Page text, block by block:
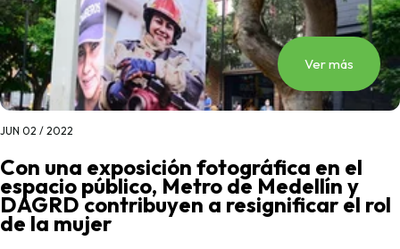
Ver más
JUN 02 / 2022
Con una exposición fotográfica en el
espacio público, Metro de Medellín y
DAGRD contribuyen a resignificar el rol
de la mujer